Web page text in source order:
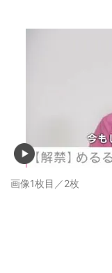
画像1枚目／2枚